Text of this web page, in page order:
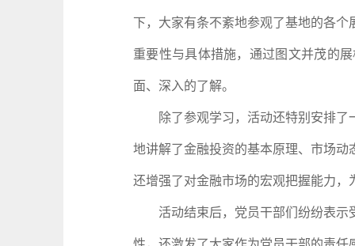
下，大家有条不紊地参观了基地的各
重要性与具体措施，通过图文并茂的
面、深入的了解。
除了参观学习，活动还特别安排了
地讲解了金融投资的基本原理、市场
还增强了对金融市场的宏观把握能力
活动结束后，党员干部们纷纷表示